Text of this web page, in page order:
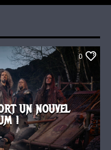
0
UN NOUVEL
!